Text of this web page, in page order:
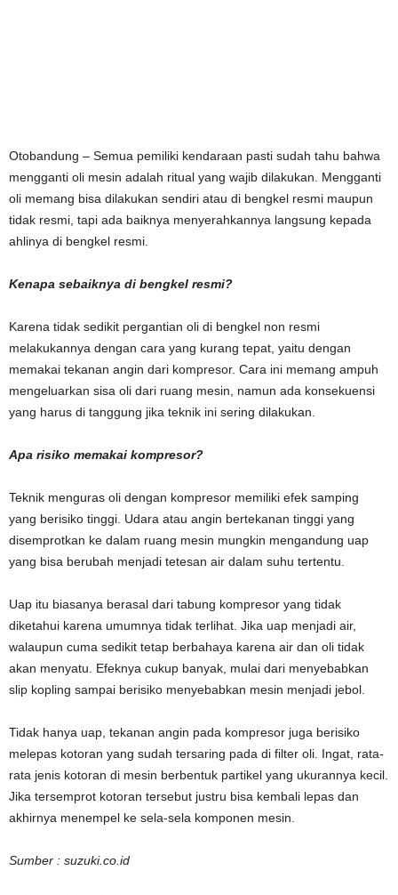
Otobandung – Semua pemiliki kendaraan pasti sudah tahu bahwa
mengganti oli mesin adalah ritual yang wajib dilakukan. Mengganti
oli memang bisa dilakukan sendiri atau di bengkel resmi maupun
tidak resmi, tapi ada baiknya menyerahkannya langsung kepada
ahlinya di bengkel resmi.
Kenapa sebaiknya di bengkel resmi?
Karena tidak sedikit pergantian oli di bengkel non resmi
melakukannya dengan cara yang kurang tepat, yaitu dengan
memakai tekanan angin dari kompresor. Cara ini memang ampuh
mengeluarkan sisa oli dari ruang mesin, namun ada konsekuensi
yang harus di tanggung jika teknik ini sering dilakukan.
Apa risiko memakai kompresor?
Teknik menguras oli dengan kompresor memiliki efek samping
yang berisiko tinggi. Udara atau angin bertekanan tinggi yang
disemprotkan ke dalam ruang mesin mungkin mengandung uap
yang bisa berubah menjadi tetesan air dalam suhu tertentu.
Uap itu biasanya berasal dari tabung kompresor yang tidak
diketahui karena umumnya tidak terlihat. Jika uap menjadi air,
walaupun cuma sedikit tetap berbahaya karena air dan oli tidak
akan menyatu. Efeknya cukup banyak, mulai dari menyebabkan
slip kopling sampai berisiko menyebabkan mesin menjadi jebol.
Tidak hanya uap, tekanan angin pada kompresor juga berisiko
melepas kotoran yang sudah tersaring pada di filter oli. Ingat, rata-
rata jenis kotoran di mesin berbentuk partikel yang ukurannya kecil.
Jika tersemprot kotoran tersebut justru bisa kembali lepas dan
akhirnya menempel ke sela-sela komponen mesin.
Sumber : suzuki.co.id